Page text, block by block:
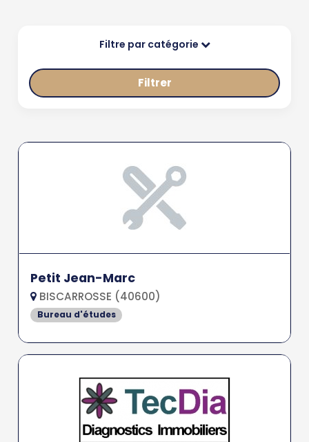
Filtre par catégorie
Filtrer
Petit Jean-Marc
BISCARROSSE (40600)
Bureau d'études